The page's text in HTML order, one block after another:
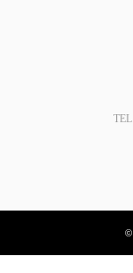
TEL.
©